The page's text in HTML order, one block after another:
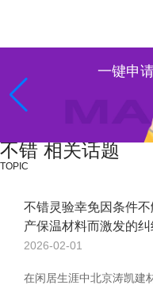
一键申
不错 相关话题
TOPIC
不错灵验幸免因条件
产保温材料而激发的纠
2026-02-01
在闲居生涯中北京涛凯建